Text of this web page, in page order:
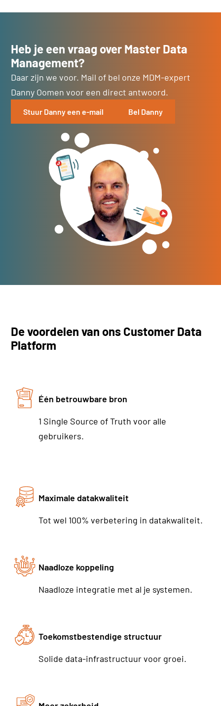
Heb je een vraag over Master Data
Management?
Daar zijn we voor. Mail of bel onze MDM-expert
Danny Oomen voor een direct antwoord.
Stuur Danny een e-mail Bel Danny
De voordelen van ons Customer Data
Platform
Één betrouwbare bron
1 Single Source of Truth voor alle
gebruikers.
Maximale datakwaliteit
Tot wel 100% verbetering in datakwaliteit.
Naadloze koppeling
Naadloze integratie met al je systemen.
Toekomstbestendige structuur
Solide data-infrastructuur voor groei.